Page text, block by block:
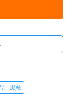
- 黒柿